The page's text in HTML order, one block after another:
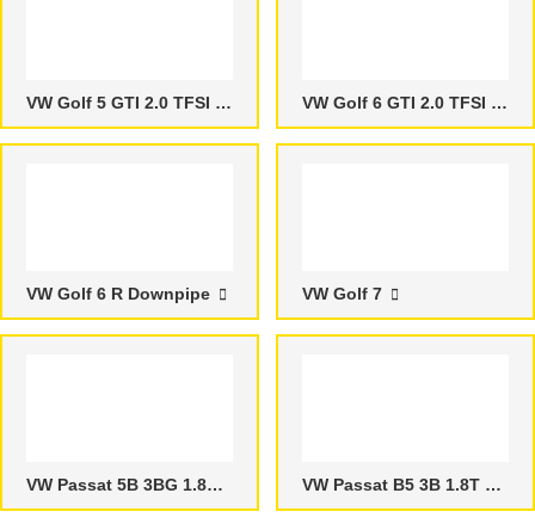
VW Golf 5 GTI 2.0 TFSI Downpipes VW Golf 6 GTI 2.0 TFSI Downpipes
VW Golf 6 R Downpipe VW Golf 7
VW Passat 5B 3BG 1.8T Downpipes VW Passat B5 3B 1.8T Downpipes